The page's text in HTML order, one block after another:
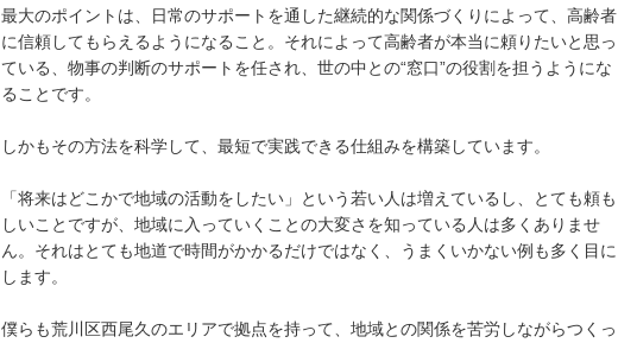
最大のポイントは、日常のサポートを通した継続的な関係づくりによって、高齢者
に信頼してもらえるようになること。それによって高齢者が本当に頼りたいと思っ
ている、物事の判断のサポートを任され、世の中との“窓口”の役割を担うようにな
ることです。
しかもその方法を科学して、最短で実践できる仕組みを構築しています。
「将来はどこかで地域の活動をしたい」という若い人は増えているし、とても頼も
しいことですが、地域に入っていくことの大変さを知っている人は多くありませ
ん。それはとても地道で時間がかかるだけではなく、うまくいかない例も多く目に
します。
僕らも荒川区西尾久のエリアで拠点を持って、地域との関係を苦労しながらつくっ